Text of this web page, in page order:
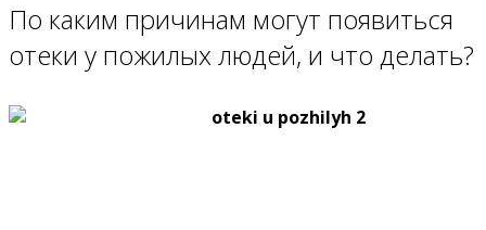
По каким причинам могут появиться
отеки у пожилых людей, и что делать?